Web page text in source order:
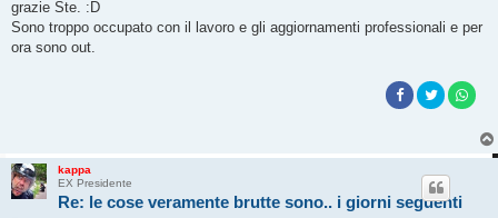
o
grazie Ste. :D
Sono troppo occupato con il lavoro e gli aggiornamenti professionali e per
ora sono out.
kappa
EX Presidente
Re: le cose veramente brutte sono.. i giorni seguenti